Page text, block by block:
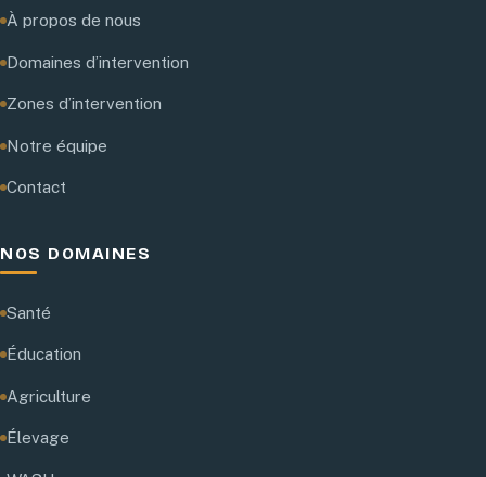
À propos de nous
Domaines d’intervention
Zones d’intervention
Notre équipe
Contact
NOS DOMAINES
Santé
Éducation
Agriculture
Élevage